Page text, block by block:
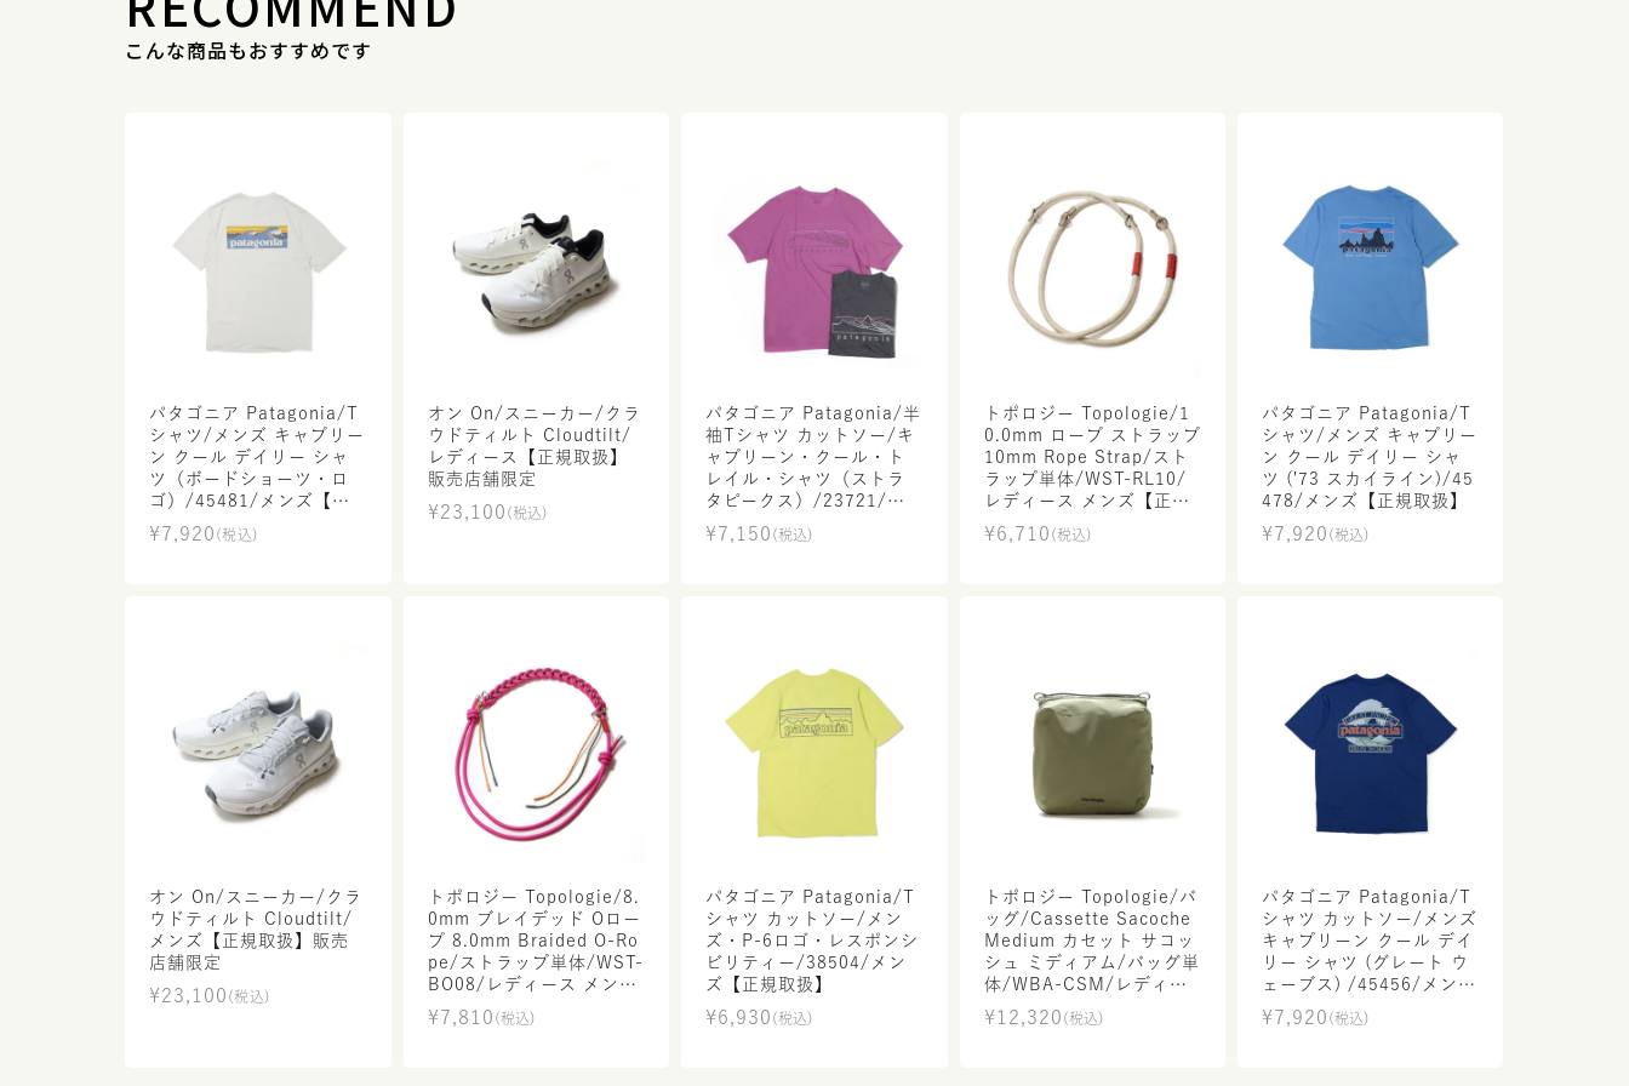
こんな商品もおすすめです
パタゴニア Patagonia/T
シャツ/メンズ キャプリー
ン クール デイリー シャ
ツ（ボードショーツ・ロ
ゴ）/45481/メンズ【正
規取扱】
¥7,920 (税込)
オン On/スニーカー/クラ
ウドティルト Cloudtilt/
レディース【正規取扱】
販売店舗限定
¥23,100 (税込)
パタゴニア Patagonia/半
袖Tシャツ カットソー/キ
ャプリーン・クール・ト
レイル・シャツ（ストラ
タピークス）/23721/メ
ンズ【正規取扱】販売店
舗限定
¥7,150 (税込)
トポロジー Topologie/1
0.0mm ロープ ストラップ
10mm Rope Strap/スト
ラップ単体/WST-RL10/
レディース メンズ【正規
取扱】
¥6,710 (税込)
パタゴニア Patagonia/T
シャツ/メンズ キャプリー
ン クール デイリー シャ
ツ ('73 スカイライン)/45
478/メンズ【正規取扱】
¥7,920 (税込)
オン On/スニーカー/クラ
ウドティルト Cloudtilt/
メンズ【正規取扱】販売
店舗限定
¥23,100 (税込)
トポロジー Topologie/8.
0mm ブレイデッド Oロー
プ 8.0mm Braided O-Ro
pe/ストラップ単体/WST-
BO08/レディース メンズ
【正規取扱】
¥7,810 (税込)
パタゴニア Patagonia/T
シャツ カットソー/メン
ズ・P-6ロゴ・レスポンシ
ビリティー/38504/メン
ズ【正規取扱】
¥6,930 (税込)
トポロジー Topologie/バ
ッグ/Cassette Sacoche
Medium カセット サコッ
シュ ミディアム/バッグ単
体/WBA-CSM/レディー
ス メンズ【正規取扱】
¥ 12,320 (税込)
パタゴニア Patagonia/T
シャツ カットソー/メンズ
キャプリーン クール デイ
リー シャツ (グレート ウ
ェーブス) /45456/メンズ
【正規取扱】
¥7,920 (税込)